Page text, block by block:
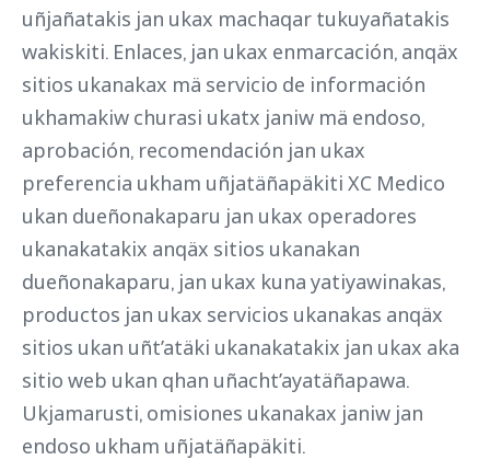
uñjañatakis jan ukax machaqar tukuyañatakis
wakiskiti. Enlaces, jan ukax enmarcación, anqäx
sitios ukanakax mä servicio de información
ukhamakiw churasi ukatx janiw mä endoso,
aprobación, recomendación jan ukax
preferencia ukham uñjatäñapäkiti XC Medico
ukan dueñonakaparu jan ukax operadores
ukanakatakix anqäx sitios ukanakan
dueñonakaparu, jan ukax kuna yatiyawinakas,
productos jan ukax servicios ukanakas anqäx
sitios ukan uñt’atäki ukanakatakix jan ukax aka
sitio web ukan qhan uñacht’ayatäñapawa.
Ukjamarusti, omisiones ukanakax janiw jan
endoso ukham uñjatäñapäkiti.